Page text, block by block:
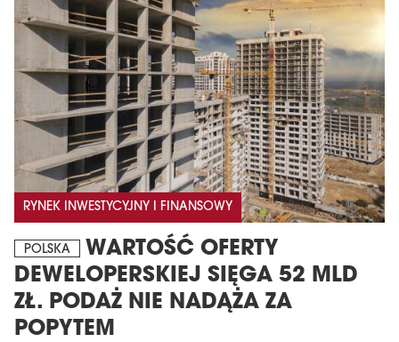
RYNEK INWESTYCYJNY I FINANSOWY
POLSKA
WARTOŚĆ OFERTY
DEWELOPERSKIEJ SIĘGA 52 MLD
ZŁ. PODAŻ NIE NADĄŻA ZA
POPYTEM